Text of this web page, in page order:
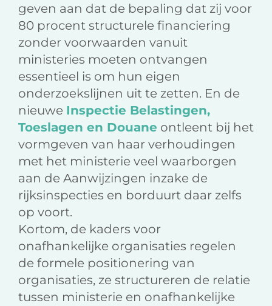
geven aan dat de bepaling dat zij voor
80 procent structurele financiering
zonder voorwaarden vanuit
ministeries moeten ontvangen
essentieel is om hun eigen
onderzoekslijnen uit te zetten. En de
nieuwe Inspectie Belastingen,
Toeslagen en Douane ontleent bij het
vormgeven van haar verhoudingen
met het ministerie veel waarborgen
aan de Aanwijzingen inzake de
rijksinspecties en borduurt daar zelfs
op voort.
Kortom, de kaders voor
onafhankelijke organisaties regelen
de formele positionering van
organisaties, ze structureren de relatie
tussen ministerie en onafhankelijke